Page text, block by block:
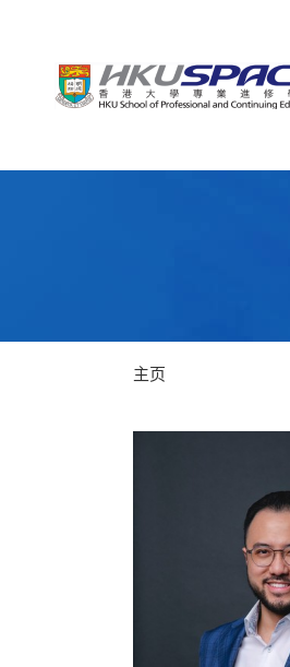
主页